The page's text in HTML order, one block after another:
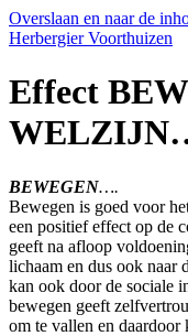
Overslaan en naar de
Herbergier Voorthuizen
Effect
BEWEGEN….
Bewegen is goed voor
een positief effect op de
geeft na afloop
lichaam en dus ook naar
kan ook door de sociale
bewegen geeft
om te vallen en daardoor